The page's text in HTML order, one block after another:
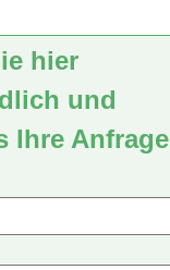
hier
und
Ihre Anfrage